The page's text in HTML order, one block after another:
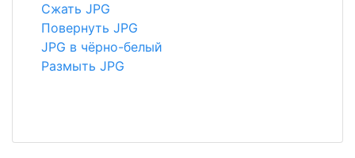
Сжать JPG
Повернуть JPG
JPG в чёрно-белый
Размыть JPG